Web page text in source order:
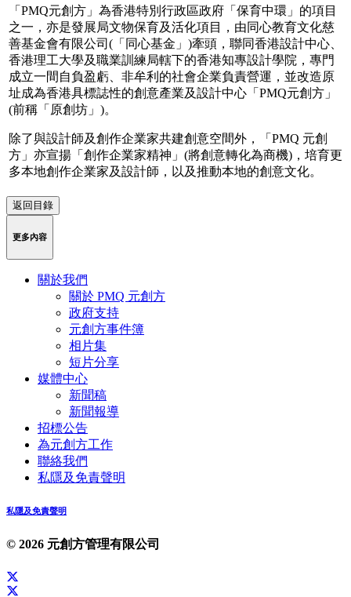
「PMQ元創方」為香港特別行政區政府「保育中環」的項目
之一，亦是發展局文物保育及活化項目，由同心教育文化慈
善基金會有限公司(「同心基金」)牽頭，聯同香港設計中心、
香港理工大學及職業訓練局轄下的香港知專設計學院，專門
成立一間自負盈虧、非牟利的社會企業負責營運，並改造原
址成為香港具標誌性的創意產業及設計中心「PMQ元創方」
(前稱「原創坊」)。
除了與設計師及創作企業家共建創意空間外，「PMQ 元創
方」亦宣揚「創作企業家精神」(將創意轉化為商機)，培育更
多本地創作企業家及設計師，以及推動本地的創意文化。
返回目錄
更多內容
關於我們
關於 PMQ 元創方
政府支持
元創方事件簿
相片集
短片分享
媒體中心
新聞稿
新聞報導
招標公告
為元創方工作
聯絡我們
私隱及免責聲明
私隱及免責聲明
© 2026 元創方管理有限公司